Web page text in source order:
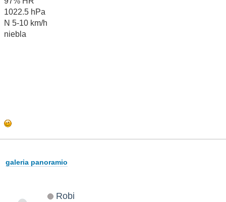
1022.5 hPa
N 5-10 km/h
niebla
galeria panoramio
Robi